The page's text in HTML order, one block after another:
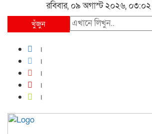
রবিবার, ০৯ অগাস্ট ২০২৬,
খুঁজুন